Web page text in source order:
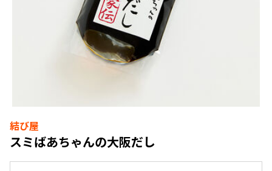
結び屋
スミばあちゃんの大阪だし